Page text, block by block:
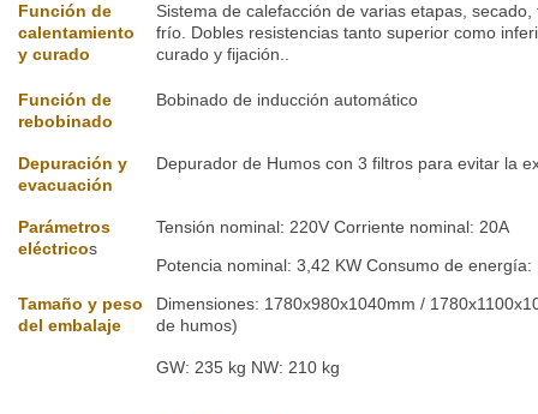
Función de
calentamiento
y curado
Sistema de calefacción de varias etapas,
frío. Dobles resistencias tanto superior como
curado y fijación..
Función de
rebobinado
Bobinado de inducción automático
Depuración y
evacuación
Depurador de Humos con 3 filtros para evitar la
Parámetros
eléctricos
Tensión nominal: 220V Corriente nominal: 20A
Potencia nominal: 3,42 KW Consumo de energía:
Tamaño y peso
del embalaje
Dimensiones: 1780x980x1040mm /
de humos)
GW: 235 kg NW: 210 kg